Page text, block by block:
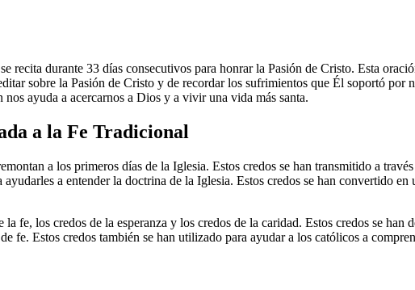
durante 33 días consecutivos para honrar la Pasión de Cristo. Esta
sobre la Pasión de Cristo y de recordar los sufrimientos que Él soportó por
ayuda a acercarnos a Dios y a vivir una vida más santa.
a la Fe Tradicional
a los primeros días de la Iglesia. Estos credos se han transmitido a
a entender la doctrina de la Iglesia. Estos credos se han convertido
fe, los credos de la esperanza y los credos de la caridad. Estos credos se han
fe. Estos credos también se han utilizado para ayudar a los católicos a